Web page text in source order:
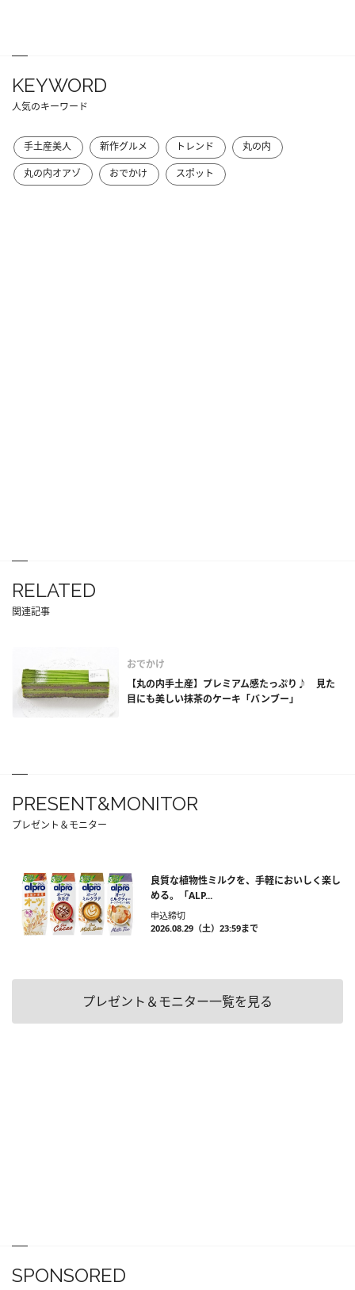
KEYWORD
人気のキーワード
手土産美人 新作グルメ トレンド
丸の内
丸の内オアゾ
おでかけ スポット
RELATED
関連記事
おでかけ
【丸の内手土産】プレミアム感たっぷり♪ 見た
目にも美しい抹茶のケーキ「バンブー」
PRESENT&MONITOR
プレゼント＆モニター
良質な植物性ミルクを、手軽においしく楽し
める。「ALP...
申込締切
2026.08.29（土）23:59まで
プレゼント＆モニター一覧を見る
SPONSORED